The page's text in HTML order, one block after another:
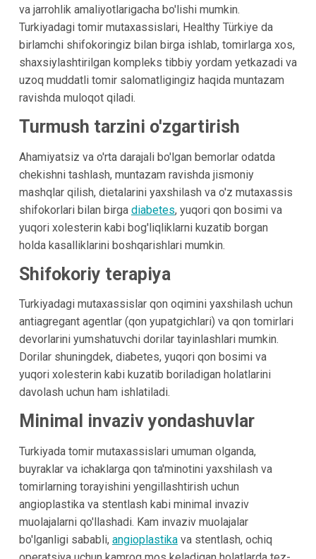
va jarrohlik amaliyotlarigacha bo'lishi mumkin.
Turkiyadagi tomir mutaxassislari, Healthy Türkiye da
birlamchi shifokoringiz bilan birga ishlab, tomirlarga xos,
shaxsiylashtirilgan kompleks tibbiy yordam yetkazadi va
uzoq muddatli tomir salomatligingiz haqida muntazam
ravishda muloqot qiladi.
Turmush tarzini o'zgartirish
Ahamiyatsiz va o'rta darajali bo'lgan bemorlar odatda
chekishni tashlash, muntazam ravishda jismoniy
mashqlar qilish, dietalarini yaxshilash va o'z mutaxassis
shifokorlari bilan birga diabetes, yuqori qon bosimi va
yuqori xolesterin kabi bog'liqliklarni kuzatib borgan
holda kasalliklarini boshqarishlari mumkin.
Shifokoriy terapiya
Turkiyadagi mutaxassislar qon oqimini yaxshilash uchun
antiagregant agentlar (qon yupatgichlari) va qon tomirlari
devorlarini yumshatuvchi dorilar tayinlashlari mumkin.
Dorilar shuningdek, diabetes, yuqori qon bosimi va
yuqori xolesterin kabi kuzatib boriladigan holatlarini
davolash uchun ham ishlatiladi.
Minimal invaziv yondashuvlar
Turkiyada tomir mutaxassislari umuman olganda,
buyraklar va ichaklarga qon ta'minotini yaxshilash va
tomirlarning torayishini yengillashtirish uchun
angioplastika va stentlash kabi minimal invaziv
muolajalarni qo'llashadi. Kam invaziv muolajalar
bo'lganligi sababli, angioplastikava stentlash, ochiq